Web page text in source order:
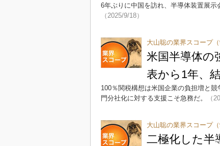
6年ぶりに中国を訪れ、半導体装置展示
（2025/9/18）
大山聡の業界スコープ（
米国半導体の
表から1年、
100％関税構想は米国企業の負担増と
門分社化に対する支援こそ急務だ。
（
大山聡の業界スコープ（
二極化した